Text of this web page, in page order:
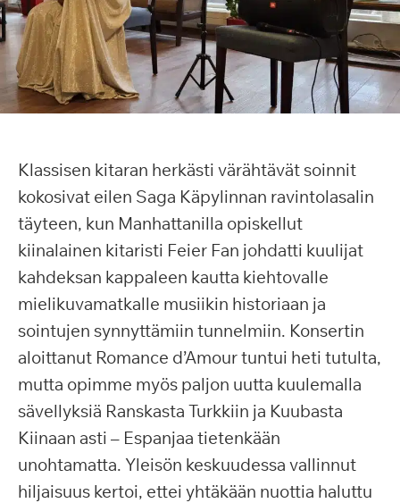
Klassisen kitaran herkästi värähtävät soinnit
kokosivat eilen Saga Käpylinnan ravintolasalin
täyteen, kun Manhattanilla opiskellut
kiinalainen kitaristi Feier Fan johdatti kuulijat
kahdeksan kappaleen kautta kiehtovalle
mielikuvamatkalle musiikin historiaan ja
sointujen synnyttämiin tunnelmiin. Konsertin
aloittanut Romance d’Amour tuntui heti tutulta,
mutta opimme myös paljon uutta kuulemalla
sävellyksiä Ranskasta Turkkiin ja Kuubasta
Kiinaan asti – Espanjaa tietenkään
unohtamatta. Yleisön keskuudessa vallinnut
hiljaisuus kertoi, ettei yhtäkään nuottia haluttu